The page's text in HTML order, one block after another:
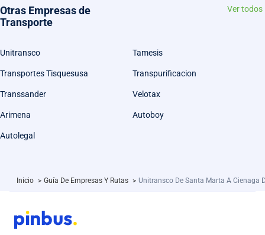
Otras Empresas de
Transporte
Ver todos
Unitransco Tamesis
Transportes Tisquesusa Transpurificacion
Transsander Velotax
Arimena Autoboy
Autolegal
Inicio > Guía De Empresas Y Rutas > Unitransco De Santa Marta A Cienaga